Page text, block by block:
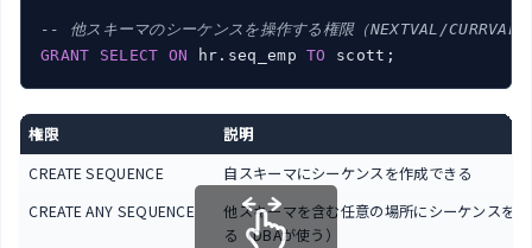
-- 他スキーマのシーケンスを操作する権限（NEXTVAL/CURRVAL
GRANT
SELECT ON hr.seq_emp TO
権限
説明
CREATE SEQUENCE
自スキーマにシーケンスを作成できる
CREATE ANY SEQUENCE
他スキーマを含む任意の場所にシーケンスを
る（DBAが使う）